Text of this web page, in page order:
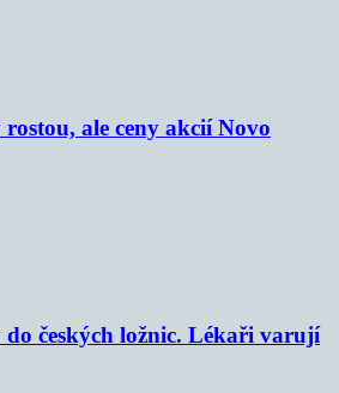
ale ceny akcií Novo
českých ložnic. Lékaři varují